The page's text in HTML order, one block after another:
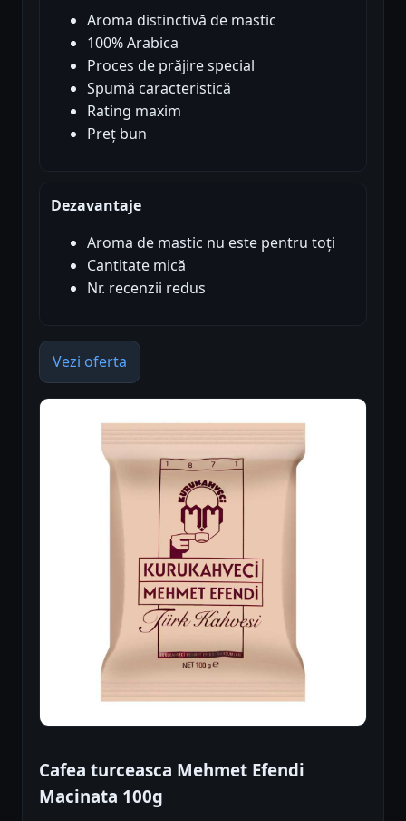
Aroma distinctivă de mastic
100% Arabica
Proces de prăjire special
Spumă caracteristică
Rating maxim
Preț bun
Dezavantaje
Aroma de mastic nu este pentru toți
Cantitate mică
Nr. recenzii redus
Vezi oferta
Cafea turceasca Mehmet Efendi
Macinata 100g